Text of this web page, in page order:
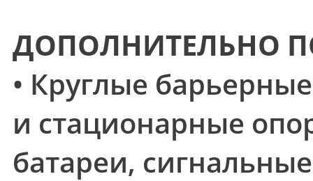
ДОПОЛНИТЕЛЬНО
• Круглые
и стационарные
батареи,